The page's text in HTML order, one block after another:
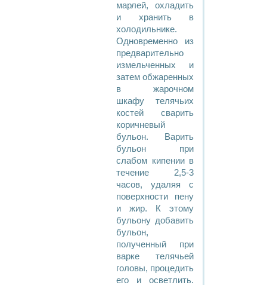
марлей, охладить
и хранить в
холодильнике.
Одновременно из
предварительно
измельченных и
затем обжаренных
в жарочном
шкафу телячьих
костей сварить
коричневый
бульон. Варить
бульон при
слабом кипении в
течение 2,5-3
часов, удаляя с
поверхности пену
и жир. К этому
бульону добавить
бульон,
полученный при
варке телячьей
головы, процедить
его и осветлить.